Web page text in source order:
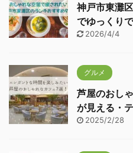
神戸市東灘
でゆっくり
2026/4/4
グルメ
芦屋のおし
が見える・
2025/2/28